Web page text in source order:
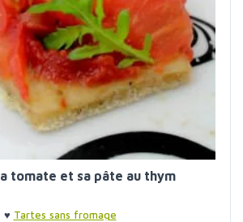
tomate et sa pâte au thym
♥ Tartes sans fromage